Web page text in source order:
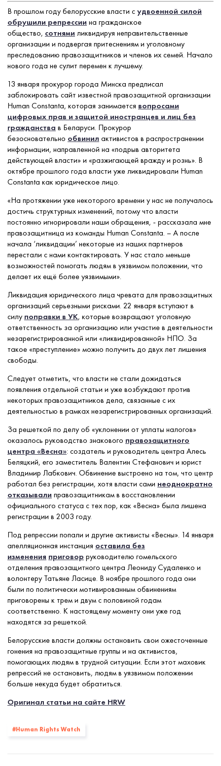
В прошлом году белорусские власти судвоенной силой
обрушили репрессии на гражданское
общество, сотнями ликвидируя неправительственные
организации и подвергая притеснениям и уголовному
преследованию правозащитников и членов их семей. Начало
нового года не сулит перемен к лучшему.
13 января прокурор города Минска предписал
заблокировать сайт известной правозащитной организации
Human Constanta, которая занимается вопросами
цифровых прав и защитой иностранцев и лиц без
гражданства в Беларуси. Прокурор
безосновательно обвинил активистов в распространении
информации, направленной на «подрыв авторитета
действующей власти» и «разжигающей вражду и рознь». В
октябре прошлого года власти уже ликвидировали Human
Constanta как юридическое лицо.
«На протяжении уже некоторого времени у нас не получалось
достичь структурных изменений, потому что власти
постоянно игнорировали наши обращения, - рассказала мне
правозащитница из команды Human Constanta. – А после
начала ‘ликвидации’ некоторые из наших партнеров
перестали с нами контактировать. У нас стало меньше
возможностей помогать людям в уязвимом положении, что
делает их ещё более уязвимыми».
Ликвидация юридического лица чревата для правозащитных
организаций серьезными рисками. 22 января вступают в
силу поправки в УК, которые возвращают уголовную
ответственность за организацию или участие в деятельности
незарегистрированной или «ликвидированной» НПО. За
такое «преступление» можно получить до двух лет лишения
свободы.
Следует отметить, что власти не стали дожидаться
появления отдельной статьи и уже возбуждают против
некоторых правозащитников дела, связанные с их
деятельностью в рамках незарегистрированных организаций.
За решеткой по делу об «уклонении от уплаты налогов»
оказалось руководство знакового правозащитного
центра «Весна»: создатель и руководитель центра Алесь
Беляцкий, его заместитель Валентин Стефанович и юрист
Владимир Лабкович. Обвинение выстроено на том, что центр
работал без регистрации, хотя власти сами неоднократно
отказывали правозащитникам в восстановлении
официального статуса с тех пор, как «Весна» была лишена
регистрации в 2003 году.
Под репрессии попали и другие активисты «Весны». 14 января
апелляционная инстанция оставила без
изменения приговор руководителю гомельского
отделения правозащитного центра Леониду Судаленко и
волонтеру Татьяне Ласице. В ноябре прошлого года они
были по политически мотивированным обвинениям
приговорены к трем и двум с половиной годам
соответственно. К настоящему моменту они уже год
находятся за решеткой.
Белорусские власти должны остановить свои ожесточенные
гонения на правозащитные группы и на активистов,
помогающих людям в трудной ситуации. Если этот маховик
репрессий не остановить, людям в уязвимом положении
больше некуда будет обратиться.
Оригинал статьи на сайте HRW
#Human Rights Watch